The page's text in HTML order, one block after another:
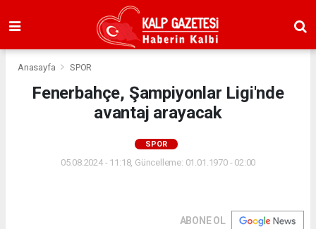
Anasayfa SPOR
Fenerbahçe, Şampiyonlar Ligi'nde
avantaj arayacak
SPOR
05.08.2024 - 11:18, Güncelleme: 01.01.1970 - 02:00
ABONE OL